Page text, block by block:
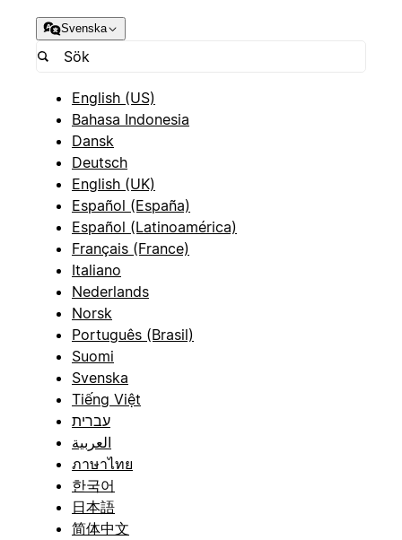
Svenska
English (US)
Bahasa Indonesia
Dansk
Deutsch
English (UK)
Español (España)
Español (Latinoamérica)
Français (France)
Italiano
Nederlands
Norsk
Português (Brasil)
Suomi
Svenska
Tiếng Việt
עברית
العربية
ภาษาไทย
한국어
日本語
简体中文